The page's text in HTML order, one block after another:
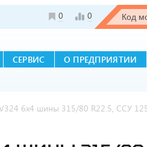
0 0
СЕРВИС О ПРЕДПРИЯТИИ
6х4 шины 315/80 R22.5, ССУ